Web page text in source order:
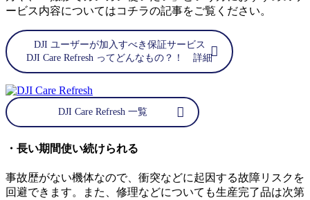
ービス内容についてはコチラの記事をご覧ください。
DJI ユーザーが加入すべき保証サービス
DJI Care Refresh ってどんなもの？！ 詳細
DJI Care Refresh 一覧
・長い期間使い続けられる
事故歴がない機体なので、衝突などに起因する故障リスクを
回避できます。また、修理などについても生産完了品は次第